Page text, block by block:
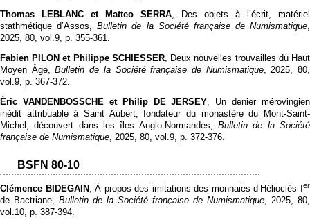
Thomas LEBLANC et Matteo SERRA , Des objets à l’écrit, matériel
stathmétique d’Assos,Bulletin de la Société française de Numismatique
2025, 80, vol.9, p. 355‑361.
Fabien PILON et Philippe SCHIESSER, Deux nouvelles trouvailles du Haut
Moyen Âge,Bulletin de la Société française de Numismatique, 2025, 80,
vol.9, p. 367‑372.
Éric VANDENBOSSCHE et Philip DE JERSEY , Un denier mérovingien
inédit attribuable à Saint Aubert, fondateur du monastère du Mont-Saint-
Michel, découvert dans les îles Anglo-Normandes, Bulletin de la Société
française de Numismatique , 2025, 80, vol.9, p. 372‑376.
BSFN 80-10
Clémence BIDEGAIN , À propos des imitations des monnaies d’Hélioclès Ier
de Bactriane, Bulletin de la Société française de Numismatique, 2025, 80,
vol.10, p. 387‑394.